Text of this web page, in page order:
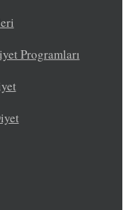
Programları